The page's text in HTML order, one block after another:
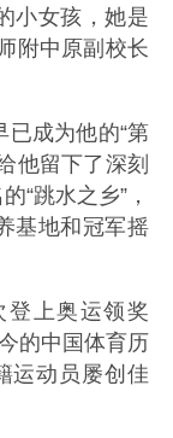
小女孩，她是
附中原副校长
成为他的“第
他留下了深刻
“跳水之乡”，
基地和冠军摇
登上奥运领奖
的中国体育历
运动员屡创佳